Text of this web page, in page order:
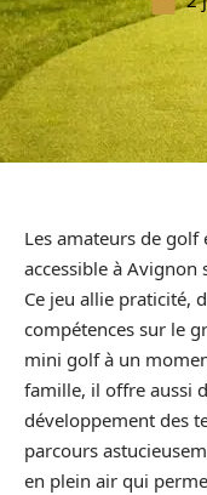
Les amateurs de
accessible à
Ce jeu allie praticité,
compétences sur le
mini golf à un
famille, il offre aussi
développement des
parcours
en plein air qui